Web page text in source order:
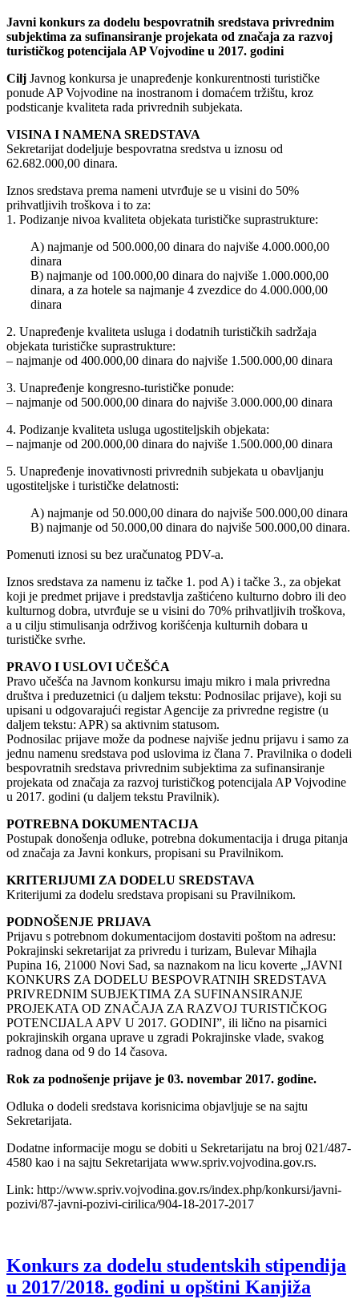
Javni konkurs za dodelu bespovratnih sredstava privrednim
subjektima za sufinansiranje projekata od značaja za razvoj
turističkog potencijala AP Vojvodine u 2017. godini
Cilj Javnog konkursa je unapređenje konkurentnosti turističke
ponude AP Vojvodine na inostranom i domaćem tržištu, kroz
podsticanje kvaliteta rada privrednih subjekata.
VISINA I NAMENA SREDSTAVA
Sekretarijat dodeljuje bespovratna sredstva u iznosu od
62.682.000,00 dinara.
Iznos sredstava prema nameni utvrđuje se u visini do 50%
prihvatljivih troškova i to za:
1. Podizanje nivoa kvaliteta objekata turističke suprastrukture:
A) najmanje od 500.000,00 dinara do najviše 4.000.000,00
dinara
B) najmanje od 100.000,00 dinara do najviše 1.000.000,00
dinara, a za hotele sa najmanje 4 zvezdice do 4.000.000,00
dinara
2. Unapređenje kvaliteta usluga i dodatnih turističkih sadržaja
objekata turističke suprastrukture:
– najmanje od 400.000,00 dinara do najviše 1.500.000,00 dinara
3. Unapređenje kongresno-turističke ponude:
– najmanje od 500.000,00 dinara do najviše 3.000.000,00 dinara
4. Podizanje kvaliteta usluga ugostiteljskih objekata:
– najmanje od 200.000,00 dinara do najviše 1.500.000,00 dinara
5. Unapređenje inovativnosti privrednih subjekata u obavljanju
ugostiteljske i turističke delatnosti:
A) najmanje od 50.000,00 dinara do najviše 500.000,00 dinara
B) najmanje od 50.000,00 dinara do najviše 500.000,00 dinara.
Pomenuti iznosi su bez uračunatog PDV-a.
Iznos sredstava za namenu iz tačke 1. pod A) i tačke 3., za objekat
koji je predmet prijave i predstavlja zaštićeno kulturno dobro ili deo
kulturnog dobra, utvrđuje se u visini do 70% prihvatljivih troškova,
a u cilju stimulisanja održivog korišćenja kulturnih dobara u
turističke svrhe.
PRAVO I USLOVI UČEŠĆA
Pravo učešća na Javnom konkursu imaju mikro i mala privredna
društva i preduzetnici (u daljem tekstu: Podnosilac prijave), koji su
upisani u odgovarajući registar Agencije za privredne registre (u
daljem tekstu: APR) sa aktivnim statusom.
Podnosilac prijave može da podnese najviše jednu prijavu i samo za
jednu namenu sredstava pod uslovima iz člana 7. Pravilnika o dodeli
bespovratnih sredstava privrednim subjektima za sufinansiranje
projekata od značaja za razvoj turističkog potencijala AP Vojvodine
u 2017. godini (u daljem tekstu Pravilnik).
POTREBNA DOKUMENTACIJA
Postupak donošenja odluke, potrebna dokumentacija i druga pitanja
od značaja za Javni konkurs, propisani su Pravilnikom.
KRITERIJUMI ZA DODELU SREDSTAVA
Kriterijumi za dodelu sredstava propisani su Pravilnikom.
PODNOŠENJE PRIJAVA
Prijavu s potrebnom dokumentacijom dostaviti poštom na adresu:
Pokrajinski sekretarijat za privredu i turizam, Bulevar Mihajla
Pupina 16, 21000 Novi Sad, sa naznakom na licu koverte „JAVNI
KONKURS ZA DODELU BESPOVRATNIH SREDSTAVA
PRIVREDNIM SUBJEKTIMA ZA SUFINANSIRANJE
PROJEKATA OD ZNAČAJA ZA RAZVOJ TURISTIČKOG
POTENCIJALA APV U 2017. GODINI”, ili lično na pisarnici
pokrajinskih organa uprave u zgradi Pokrajinske vlade, svakog
radnog dana od 9 do 14 časova.
Rok za podnošenje prijave je 03. novembar 2017. godine.
Odluka o dodeli sredstava korisnicima objavljuje se na sajtu
Sekretarijata.
Dodatne informacije mogu se dobiti u Sekretarijatu na broj 021/487-
4580 kao i na sajtu Sekretarijata www.spriv.vojvodina.gov.rs.
Link: http://www.spriv.vojvodina.gov.rs/index.php/konkursi/javni-
pozivi/87-javni-pozivi-cirilica/904-18-2017-2017
Konkurs za dodelu studentskih stipendija
u 2017/2018. godini u opštini Kanjiža